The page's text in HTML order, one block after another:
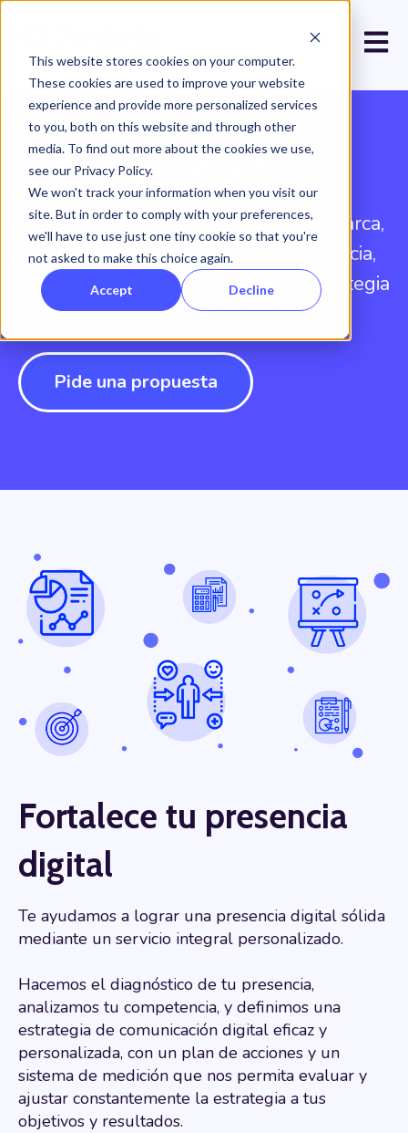
This website stores cookies on your computer.
These cookies are used to improve your website
experience and provide more personalized services
to you, both on this website and through other
media. To find out more about the cookies we use,
see our Privacy Policy.
We won't track your information when you visit our
site. But in order to comply with your preferences,
we'll have to use just one tiny cookie so that you're
not asked to make this choice again.
Accept Decline
Estrategia digital
Analizamos las necesidades de tu marca,
estudiamos lo que hace la competencia,
aportamos ideas y definimos tu estrategia
para triunfar en el mundo digital.
Pide una propuesta
Fortalece tu presencia
digital
Te ayudamos a lograr una presencia digital sólida
mediante un servicio integral personalizado.
Hacemos el diagnóstico de tu presencia,
analizamos tu competencia, y definimos una
estrategia de comunicación digital eficaz y
personalizada, con un plan de acciones y un
sistema de medición que nos permita evaluar y
ajustar constantemente la estrategia a tus
objetivos y resultados.